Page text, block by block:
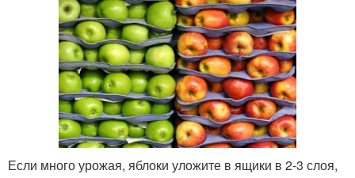
Если много урожая, яблоки уложите в ящики в 2-3 слоя,